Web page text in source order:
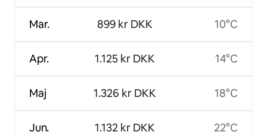
Mar.
Apr.
Maj
Jun.
899 kr DKK
1.125 kr DKK
1.326 kr DKK
1.132 kr DKK
10°C
14°C
18°C
22°C